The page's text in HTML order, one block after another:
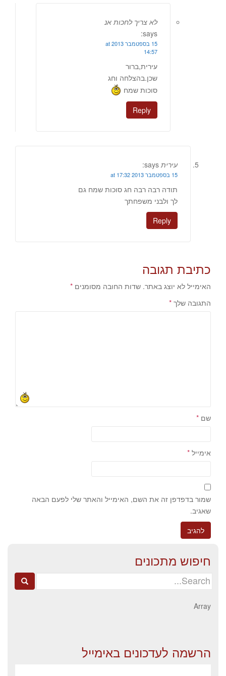
לא צריך לחכות אנ
says:
15 בספטמבר 2013 at
14:57
עירית,ברור
שכן.בהצלחה וחג
סוכות שמח
Reply
עירית says:
15 בספטמבר 2013 at 17:32
תודה רבה רבה חג סוכות שמח גם
לך ולבני משפחתך
Reply
כתיבת תגובה
האימייל לא יוצג באתר. שדות החובה מסומנים *
התגובה שלך *
שם *
אימייל *
שמור בדפדפן זה את השם, האימייל והאתר שלי לפעם הבאה
שאגיב.
חיפוש מתכונים
Search
Array
הרשמה לעדכונים באימייל